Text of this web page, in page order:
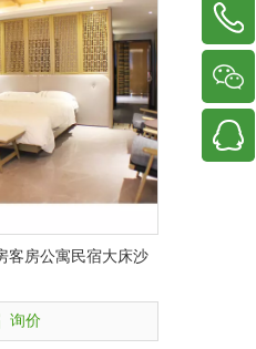
客房公寓民宿大床沙
询价